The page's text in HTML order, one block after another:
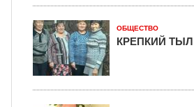
ОБЩЕСТВО
КРЕПКИЙ ТЫЛ